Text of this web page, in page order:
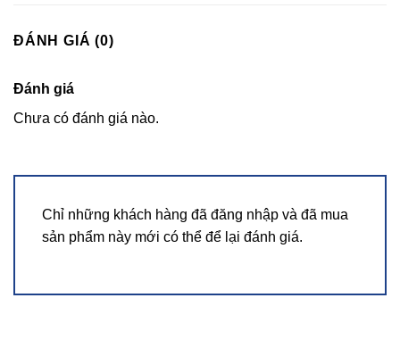
ĐÁNH GIÁ (0)
Đánh giá
Chưa có đánh giá nào.
Chỉ những khách hàng đã đăng nhập và đã mua
sản phẩm này mới có thể để lại đánh giá.